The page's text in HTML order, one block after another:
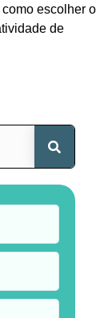
escolher o
de